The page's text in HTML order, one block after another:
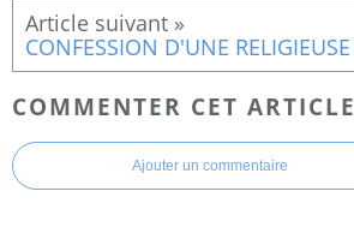
COMMENTER CET ARTICLE
Ajouter un commentaire